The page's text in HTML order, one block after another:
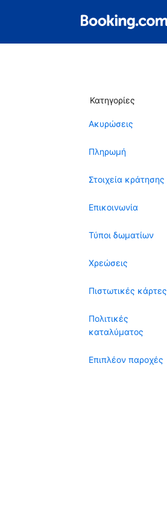
Κατηγορίες
Ακυρώσεις
Πληρωμή
Στοιχεία κράτησης
Επικοινωνία
Τύποι δωματίων
Χρεώσεις
Πιστωτικές κάρτες
Πολιτικές
καταλύματος
Επιπλέον παροχές